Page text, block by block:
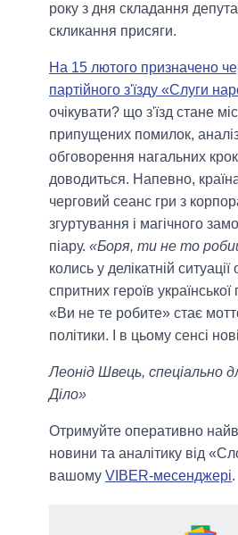
року з дня складання
скликання присяги.
На 15 лютого призначено
партійного з'їзду «Слуги
очікувати? що з'їзд стане
припущених помилок,
обговорення нагальних
доводиться. Напевно,
черговий сеанс гри з
згуртування і магічного
піару. «Боря, ти не то
колись у делікатній
спритних героїв української
«Ви не те робите» стає
політики. І в цьому сенсі
Леонід Швець, спеціально
Діло»
Отримуйте оперативно
новини та аналітику від
вашому VIBER-месенджері.